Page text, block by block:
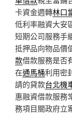
卡資金週轉林口
低利率融資大安
短期公司服務手
抵押品向物品價
款借款服務是否
在通馬桶利用密
請的貸款台北機
惠融資借款服務
務項目關政府立